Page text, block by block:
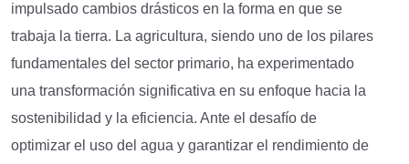
impulsado cambios drásticos en la forma en que se
trabaja la tierra. La agricultura, siendo uno de los pilares
fundamentales del sector primario, ha experimentado
una transformación significativa en su enfoque hacia la
sostenibilidad y la eficiencia. Ante el desafío de
optimizar el uso del agua y garantizar el rendimiento de